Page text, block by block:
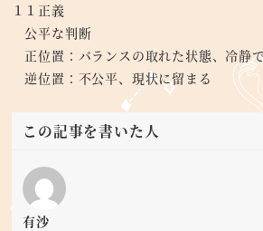
１１正義
公平な判断
正位置：バランスの取れた状態、冷静
逆位置：不公平、現状に留まる
この記事を書いた人
有沙